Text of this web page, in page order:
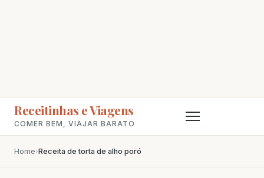
Receitinhas e Viagens
COMER BEM, VIAJAR BARATO
Home›Receita de torta de alho poró